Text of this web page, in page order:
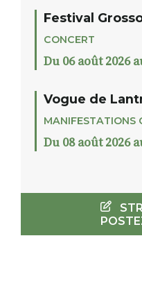
Festival
CONCERT
Du 06 août 2026
Vogue de
MANIFESTATIONS
Du 08 août 2026